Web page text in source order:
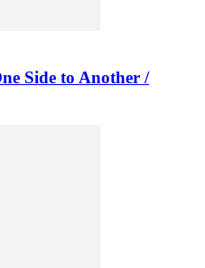
Side to Another /